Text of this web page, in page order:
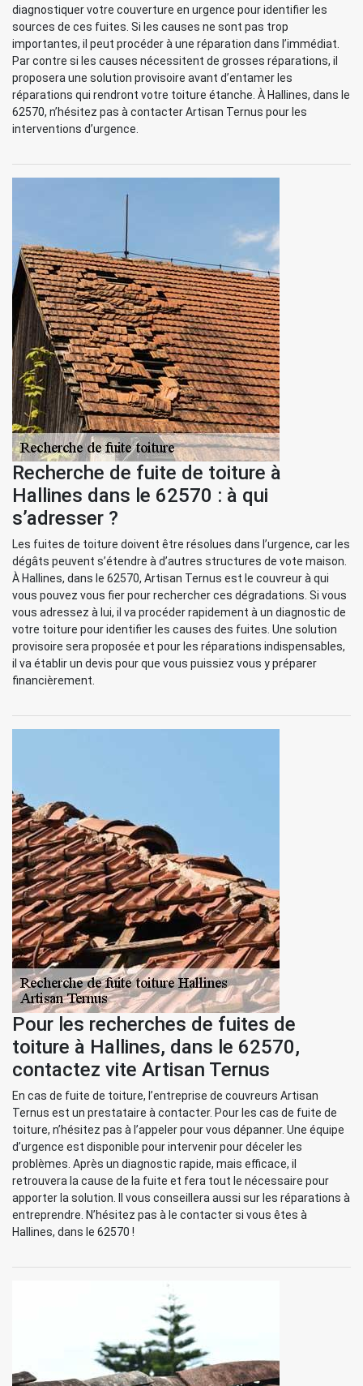
diagnostiquer votre couverture en urgence pour identifier les
sources de ces fuites. Si les causes ne sont pas trop
importantes, il peut procéder à une réparation dans l’immédiat.
Par contre si les causes nécessitent de grosses réparations, il
proposera une solution provisoire avant d’entamer les
réparations qui rendront votre toiture étanche. À Hallines, dans le
62570, n’hésitez pas à contacter Artisan Ternus pour les
interventions d’urgence.
Recherche de fuite de toiture à
Hallines dans le 62570 : à qui
s’adresser ?
Les fuites de toiture doivent être résolues dans l’urgence, car les
dégâts peuvent s’étendre à d’autres structures de vote maison.
À Hallines, dans le 62570, Artisan Ternus est le couvreur à qui
vous pouvez vous fier pour rechercher ces dégradations. Si vous
vous adressez à lui, il va procéder rapidement à un diagnostic de
votre toiture pour identifier les causes des fuites. Une solution
provisoire sera proposée et pour les réparations indispensables,
il va établir un devis pour que vous puissiez vous y préparer
financièrement.
Pour les recherches de fuites de
toiture à Hallines, dans le 62570,
contactez vite Artisan Ternus
En cas de fuite de toiture, l’entreprise de couvreurs Artisan
Ternus est un prestataire à contacter. Pour les cas de fuite de
toiture, n’hésitez pas à l’appeler pour vous dépanner. Une équipe
d’urgence est disponible pour intervenir pour déceler les
problèmes. Après un diagnostic rapide, mais efficace, il
retrouvera la cause de la fuite et fera tout le nécessaire pour
apporter la solution. Il vous conseillera aussi sur les réparations à
entreprendre. N’hésitez pas à le contacter si vous êtes à
Hallines, dans le 62570 !